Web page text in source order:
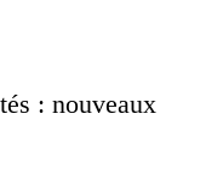
: nouveaux